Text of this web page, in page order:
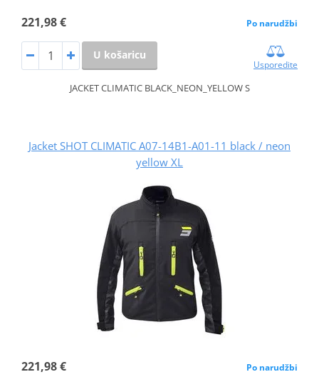
221,98 € Po narudžbi
U košaricu
Usporedite
JACKET CLIMATIC BLACK_NEON_YELLOW S
Jacket SHOT CLIMATIC A07-14B1-A01-11 black / neon
yellow XL
221,98 € Po narudžbi